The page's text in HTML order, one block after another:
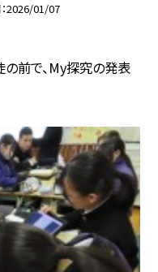
2026/01/07
前で、My探究の発表